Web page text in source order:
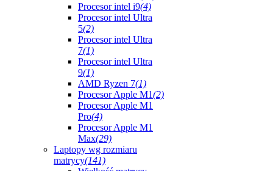
Procesor intel i9(4)
Procesor intel Ultra
5(2)
Procesor intel Ultra
7(1)
Procesor intel Ultra
9(1)
AMD Ryzen 7(1)
Procesor Apple M1(2)
Procesor Apple M1
Pro(4)
Procesor Apple M1
Max(29)
Laptopy wg rozmiaru
matrycy(141)